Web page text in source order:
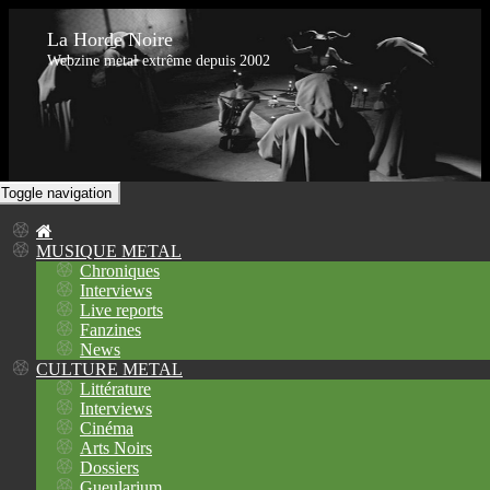
La Horde Noire
Webzine metal extrême depuis 2002
Toggle navigation
MUSIQUE METAL
Chroniques
Interviews
Live reports
Fanzines
News
CULTURE METAL
Littérature
Interviews
Cinéma
Arts Noirs
Dossiers